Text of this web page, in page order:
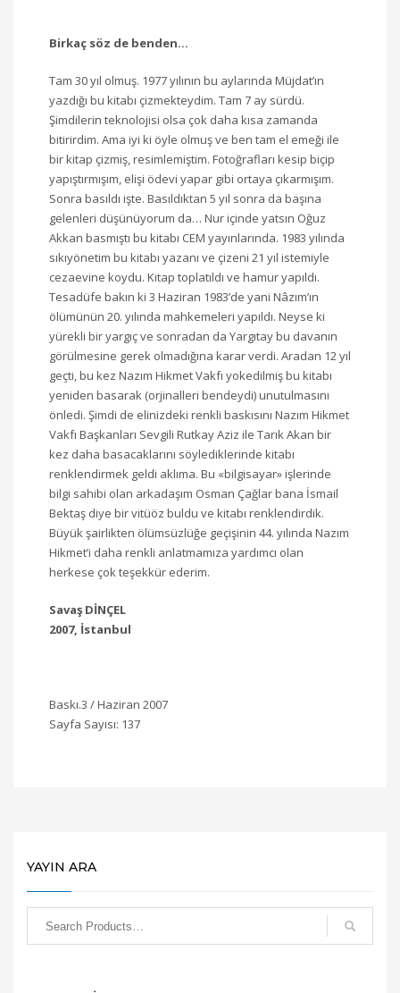
Birkaç söz de benden…
Tam 30 yıl olmuş. 1977 yılının bu aylarında Müjdat’ın
yazdığı bu kitabı çizmekteydim. Tam 7 ay sürdü.
Şimdilerin teknolojisi olsa çok daha kısa zamanda
bitirirdim. Ama iyi ki öyle olmuş ve ben tam el emeği ile
bir kitap çizmiş, resimlemiştim. Fotoğrafları kesip biçip
yapıştırmışım, elişi ödevi yapar gibi ortaya çıkarmışım.
Sonra basıldı işte. Basıldıktan 5 yıl sonra da başına
gelenleri düşünüyorum da… Nur içinde yatsın Oğuz
Akkan basmıştı bu kitabı CEM yayınlarında. 1983 yılında
sıkıyönetim bu kitabı yazanı ve çizeni 21 yıl istemiyle
cezaevine koydu. Kitap toplatıldı ve hamur yapıldı.
Tesadüfe bakın ki 3 Haziran 1983’de yani Nâzım’ın
ölümünün 20. yılında mahkemeleri yapıldı. Neyse ki
yürekli bir yargıç ve sonradan da Yargıtay bu davanın
görülmesine gerek olmadığına karar verdi. Aradan 12 yıl
geçti, bu kez Nazım Hikmet Vakfı yokedilmiş bu kitabı
yeniden basarak (orjinalleri bendeydi) unutulmasını
önledi. Şimdi de elinizdeki renkli baskısını Nazım Hikmet
Vakfı Başkanları Sevgili Rutkay Aziz ile Tarık Akan bir
kez daha basacaklarını söylediklerinde kitabı
renklendirmek geldi aklıma. Bu «bilgisayar» işlerinde
bilgi sahibi olan arkadaşım Osman Çağlar bana İsmail
Bektaş diye bir vitüöz buldu ve kitabı renklendirdik.
Büyük şairlikten ölümsüzlüğe geçişinin 44. yılında Nazım
Hikmet’i daha renkli anlatmamıza yardımcı olan
herkese çok teşekkür ederim.
Savaş DİNÇEL
2007, İstanbul
Baskı.3 / Haziran 2007
Sayfa Sayısı: 137
YAYIN ARA